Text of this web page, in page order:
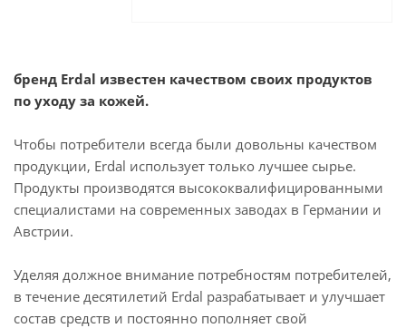
бренд Erdal известен качеством своих продуктов
по уходу за кожей.
Чтобы потребители всегда были довольны качеством
продукции, Erdal использует только лучшее сырье.
Продукты производятся высококвалифицированными
специалистами на современных заводах в Германии и
Австрии.
Уделяя должное внимание потребностям потребителей,
в течение десятилетий Erdal разрабатывает и улучшает
состав средств и постоянно пополняет свой